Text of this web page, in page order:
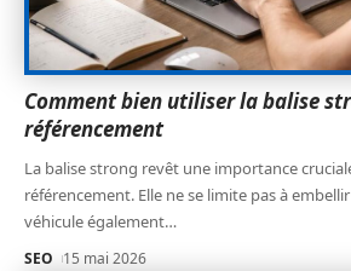
Comment bien utiliser la balise
référencement
La balise strong revêt une importance
référencement. Elle ne se limite pas à
véhicule également…
SEO 15 mai 2026